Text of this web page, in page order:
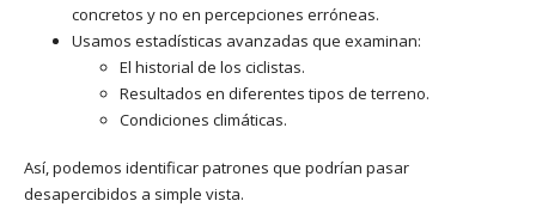
concretos y no en percepciones erróneas.
Usamos estadísticas avanzadas que examinan:
El historial de los ciclistas.
Resultados en diferentes tipos de terreno.
Condiciones climáticas.
Así, podemos identificar patrones que podrían pasar
desapercibidos a simple vista.